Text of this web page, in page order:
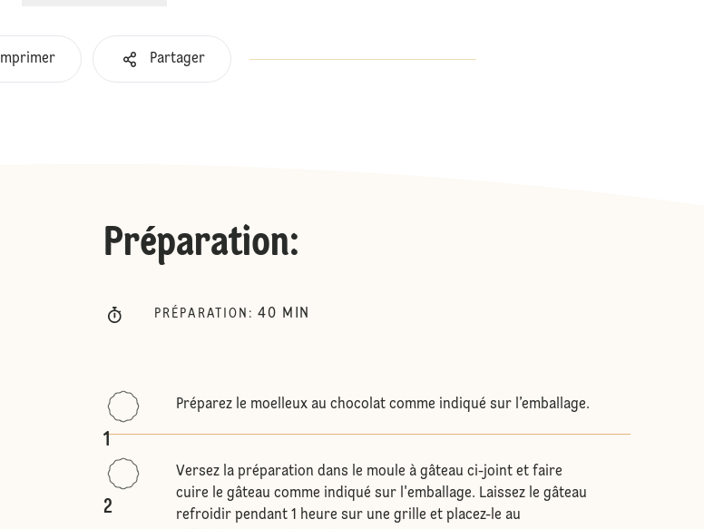
Imprimer Partager
Préparation:
PRÉPARATION : 40 MIN
1
Préparez le moelleux au chocolat comme indiqué sur l’emballage.
2
Versez la préparation dans le moule à gâteau ci-joint et faire
cuire le gâteau comme indiqué sur l'emballage. Laissez le gâteau
refroidir pendant 1 heure sur une grille et placez-le au